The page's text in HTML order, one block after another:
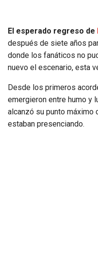
El esperado regreso de
después de siete años
donde los fanáticos no
nuevo el escenario, esta
Desde los primeros
emergieron entre humo y
alcanzó su punto máximo
estaban presenciando.